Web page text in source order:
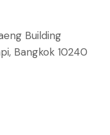
Building
Bangkok 10240